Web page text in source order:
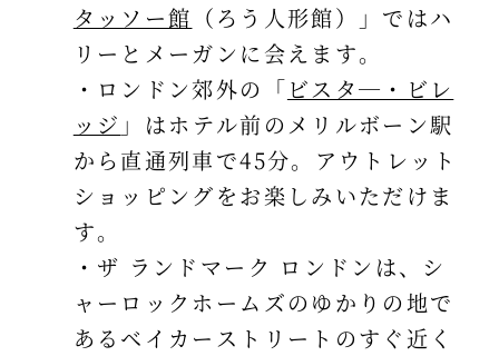
タッソー館 （ろう人形館）」ではハ
リーとメーガンに会えます。
・ロンドン郊外の「ビスタ―・ビレ
ッジ 」はホテル前のメリルボーン駅
から直通列車で45分。アウトレット
ショッピングをお楽しみいただけま
す。
・ザ ランドマーク ロンドンは、シ
ャーロックホームズのゆかりの地で
あるベイカーストリートのすぐ近く